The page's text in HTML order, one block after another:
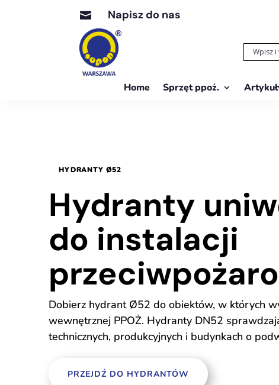
 Napisz do nas
Home Sprzęt ppoż.
HYDRANTY Ø52
Hydranty
do instalacji
Dobierz hydrant Ø52 do obiektów, w których
wewnętrznej PPOŻ. Hydranty DN52
technicznych, produkcyjnych i budynkach o
PRZEJDŹ DO HYDRANTÓW